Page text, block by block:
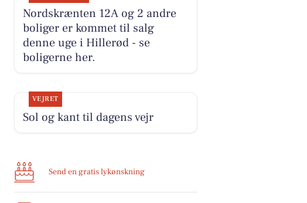
Nordskrænten 12A og 2 andre
boliger er kommet til salg
denne uge i Hillerød - se
boligerne her.
VEJRET
Sol og kant til dagens vejr
Send en gratis lykønskning